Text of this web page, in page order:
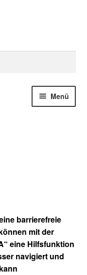
Menü
barrierefreie
mit der
eine Hilfsfunktion
navigiert und